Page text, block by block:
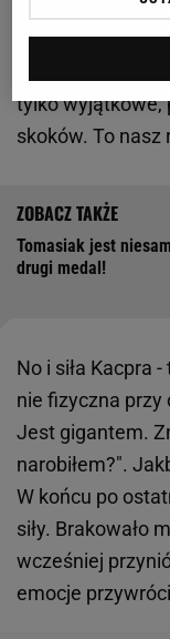
był znów taki
się przerodziło
podium? To
tylko wyjątkowe,
skoków. To nasz
Tomasiak jest
drugi medal!
No i siła Kacpra
nie fizyczna przy
Jest gigantem.
narobiłem?".
W końcu po
siły. Brakowało
wcześniej
emocje